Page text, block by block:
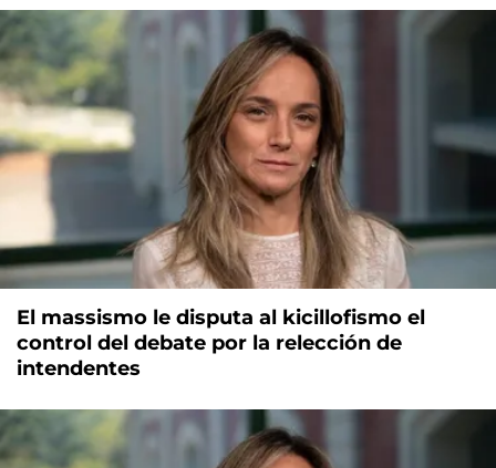
El massismo le disputa al kicillofismo el
control del debate por la relección de
intendentes